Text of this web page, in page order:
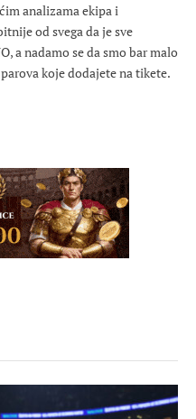
analizama ekipa i
od svega da je sve
a nadamo se da smo bar malo
koje dodajete na tikete.